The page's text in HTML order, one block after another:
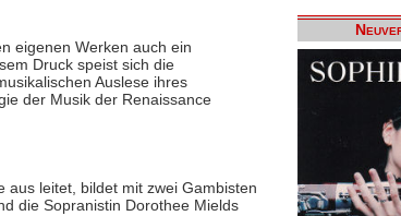
eigenen Werken auch ein
Druck speist sich die
Auslese ihres
der Musik der Renaissance
aus leitet, bildet mit zwei Gambisten
die Sopranistin Dorothee Mields